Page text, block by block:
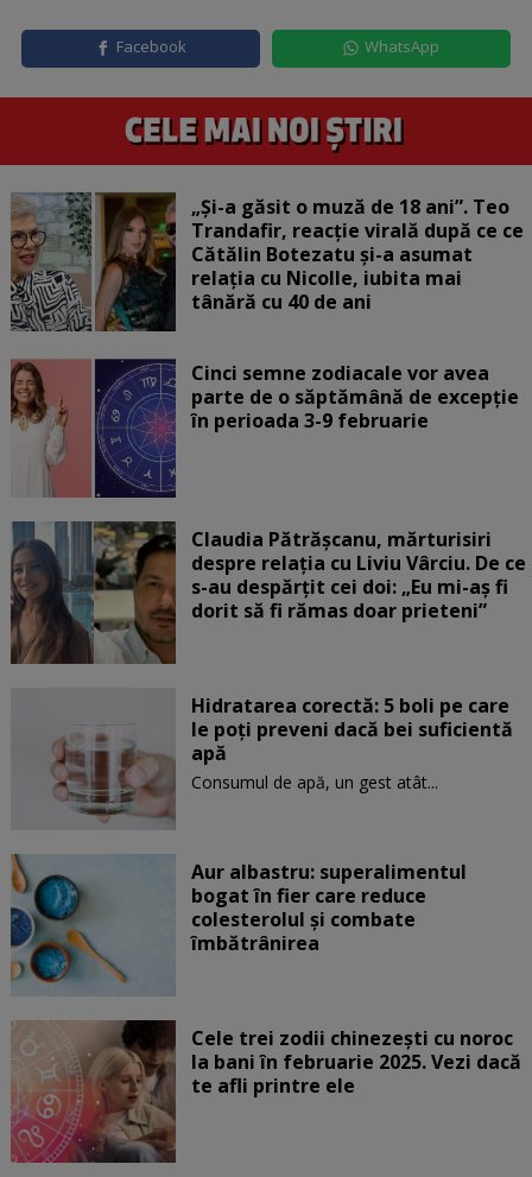
Facebook WhatsApp
„Și-a găsit o muză de 18 ani”. Teo
Trandafir, reacție virală după ce ce
Cătălin Botezatu și-a asumat
relația cu Nicolle, iubita mai
tânără cu 40 de ani
Cinci semne zodiacale vor avea
parte de o săptămână de excepție
în perioada 3-9 februarie
Claudia Pătrășcanu, mărturisiri
despre relația cu Liviu Vârciu. De ce
s-au despărțit cei doi: „Eu mi-aș fi
dorit să fi rămas doar prieteni”
Hidratarea corectă: 5 boli pe care
le poți preveni dacă bei suficientă
apă
Consumul de apă, un gest atât...
Aur albastru: superalimentul
bogat în fier care reduce
colesterolul și combate
îmbătrânirea
Cele trei zodii chinezești cu noroc
la bani în februarie 2025. Vezi dacă
te afli printre ele